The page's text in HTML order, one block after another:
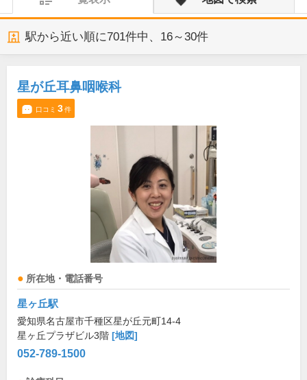
駅から近い順に701件中、 16～30件
星が丘耳鼻咽喉科
口コミ 3件
所在地・電話番号
星ヶ丘駅
愛知県名古屋市千種区星が丘元町14-4
星ヶ丘プラザビル3階 [地図]
052-789-1500